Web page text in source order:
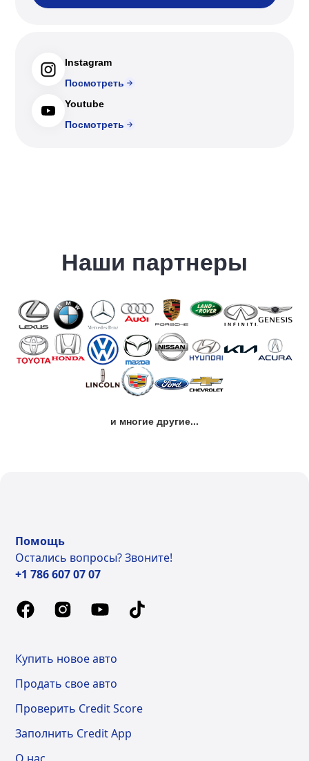
Instagram
Посмотреть
Youtube
Посмотреть
Наши партнеры
и многие другие...
Помощь
Остались вопросы? Звоните!
+1 786 607 07 07
Купить новое авто
Продать свое авто
Проверить Credit Score
Заполнить Credit App